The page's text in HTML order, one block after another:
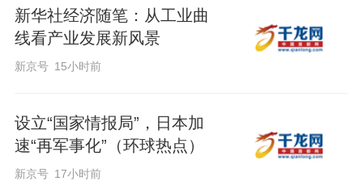
新华社经济随笔：从工业曲
线看产业发展新风景
新京号 15小时前
设立“国家情报局”，日本加
速“再军事化”（环球热点）
新京号 17小时前